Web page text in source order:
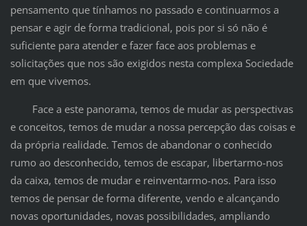
pensamento que tínhamos no passado e continuarmos a
pensar e agir de forma tradicional, pois por si só não é
suficiente para atender e fazer face aos problemas e
solicitações que nos são exigidos nesta complexa Sociedade
em que vivemos.
Face a este panorama, temos de mudar as perspectivas
e conceitos, temos de mudar a nossa percepção das coisas e
da própria realidade. Temos de abandonar o conhecido
rumo ao desconhecido, temos de escapar, libertarmo-nos
da caixa, temos de mudar e reinventarmo-nos. Para isso
temos de pensar de forma diferente, vendo e alcançando
novas oportunidades, novas possibilidades, ampliando